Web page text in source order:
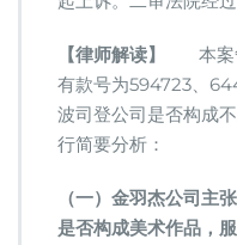
【律师解读】
本案
有款号为594723、
波司登公司是否构成
行简要分析：
（一）金羽杰公司主
是否构成美术作品，